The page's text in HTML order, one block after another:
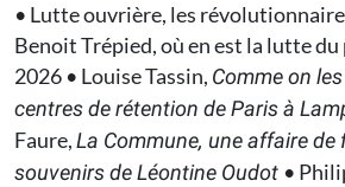
• Lutte ouvrière, les
Benoit Trépied, où en est la lutte du
2026 • Louise Tassin, Comme on
centres de rétention de Paris à
Faure,La Commune, une affaire de
souvenirs de Léontine Oudot •